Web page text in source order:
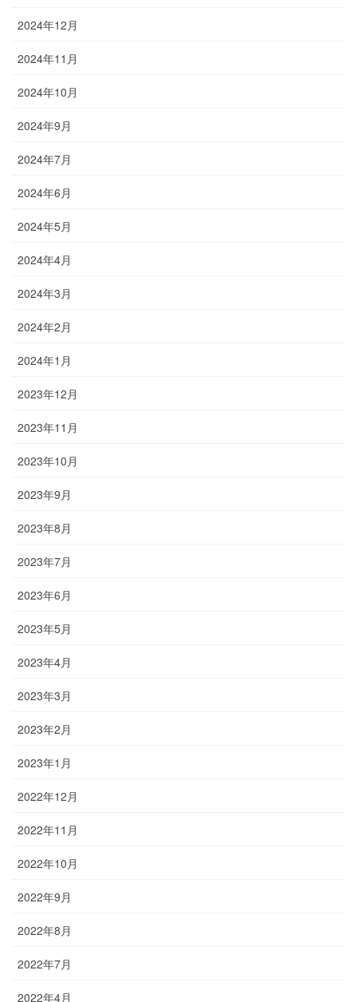
2024年12月
2024年11月
2024年10月
2024年9月
2024年7月
2024年6月
2024年5月
2024年4月
2024年3月
2024年2月
2024年1月
2023年12月
2023年11月
2023年10月
2023年9月
2023年8月
2023年7月
2023年6月
2023年5月
2023年4月
2023年3月
2023年2月
2023年1月
2022年12月
2022年11月
2022年10月
2022年9月
2022年8月
2022年7月
2022年4月